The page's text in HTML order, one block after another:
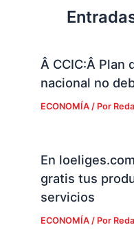
Â CCIC:Â Plan
nacional no
ECONOMÍA/ Por
En
gratis tus
servicios
ECONOMÍA/ Por